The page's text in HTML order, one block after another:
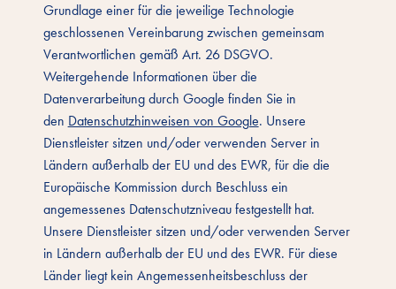
Grundlage einer für die jeweilige Technologie
geschlossenen Vereinbarung zwischen gemeinsam
Verantwortlichen gemäß Art. 26 DSGVO.
Weitergehende Informationen über die
Datenverarbeitung durch Google finden Sie in
den Datenschutzhinweisen von Google. Unsere
Dienstleister sitzen und/oder verwenden Server in
Ländern außerhalb der EU und des EWR, für die die
Europäische Kommission durch Beschluss ein
angemessenes Datenschutzniveau festgestellt hat.
Unsere Dienstleister sitzen und/oder verwenden Server
in Ländern außerhalb der EU und des EWR. Für diese
Länder liegt kein Angemessenheitsbeschluss der